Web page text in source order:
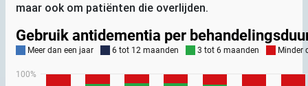
maar ook om patiënten die overlijden.